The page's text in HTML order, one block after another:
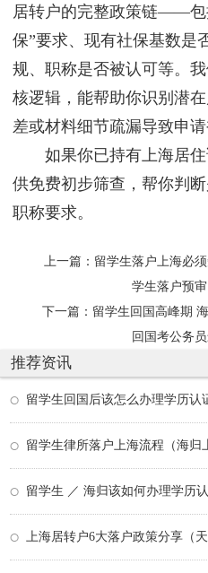
居转户的完整政策链——包
保”要求、现有社保基数是
规、职称是否被认可等。
核逻辑，能帮助你识别潜
差或材料细节疏漏导致申请
如果你已持有上海居住
供免费初步筛查，帮你判
职称要求。
上一篇： 留学生落户上海必
学生落户预审
下一篇： 留学生回国高峰期
回国考公务员
推荐资讯
留学生律所落户上海流程（海归
留学生 ／ 海归该如何办理学历
上海居转户6大落户政策分享（